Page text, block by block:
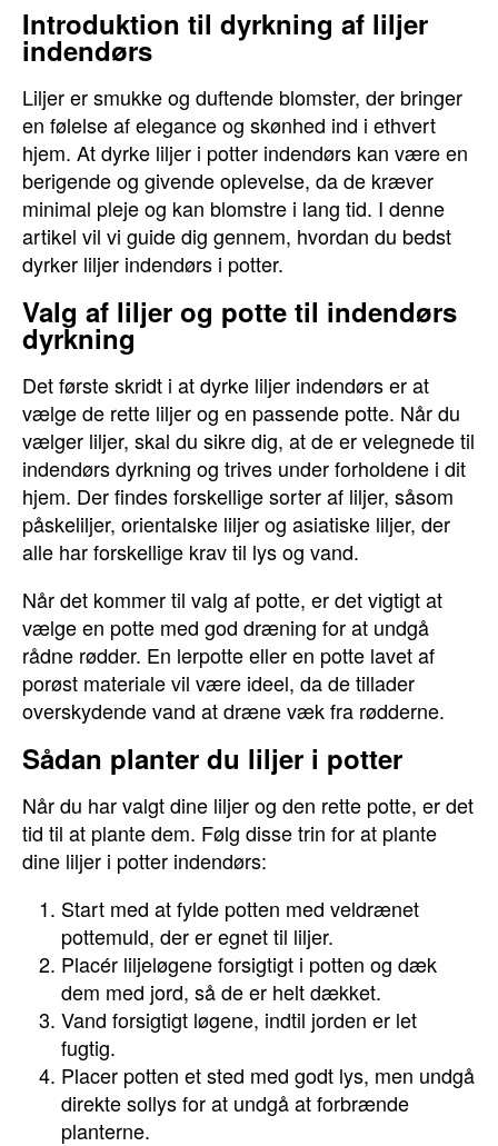
Introduktion til dyrkning af liljer
indendørs
Liljer er smukke og duftende blomster, der bringer
en følelse af elegance og skønhed ind i ethvert
hjem. At dyrke liljer i potter indendørs kan være en
berigende og givende oplevelse, da de kræver
minimal pleje og kan blomstre i lang tid. I denne
artikel vil vi guide dig gennem, hvordan du bedst
dyrker liljer indendørs i potter.
Valg af liljer og potte til indendørs
dyrkning
Det første skridt i at dyrke liljer indendørs er at
vælge de rette liljer og en passende potte. Når du
vælger liljer, skal du sikre dig, at de er velegnede til
indendørs dyrkning og trives under forholdene i dit
hjem. Der findes forskellige sorter af liljer, såsom
påskeliljer, orientalske liljer og asiatiske liljer, der
alle har forskellige krav til lys og vand.
Når det kommer til valg af potte, er det vigtigt at
vælge en potte med god dræning for at undgå
rådne rødder. En lerpotte eller en potte lavet af
porøst materiale vil være ideel, da de tillader
overskydende vand at dræne væk fra rødderne.
Sådan planter du liljer i potter
Når du har valgt dine liljer og den rette potte, er det
tid til at plante dem. Følg disse trin for at plante
dine liljer i potter indendørs:
Start med at fylde potten med veldrænet
pottemuld, der er egnet til liljer.
Placér liljeløgene forsigtigt i potten og dæk
dem med jord, så de er helt dækket.
Vand forsigtigt løgene, indtil jorden er let
fugtig.
Placer potten et sted med godt lys, men undgå
direkte sollys for at undgå at forbrænde
planterne.